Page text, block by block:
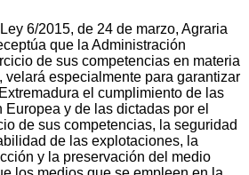
6/2015, de 24 de marzo, Agraria
que la Administración
de sus competencias en materia
velará especialmente para garantizar
el cumplimiento de las
Europea y de las dictadas por el
de sus competencias, la seguridad
de las explotaciones, la
y la preservación del medio